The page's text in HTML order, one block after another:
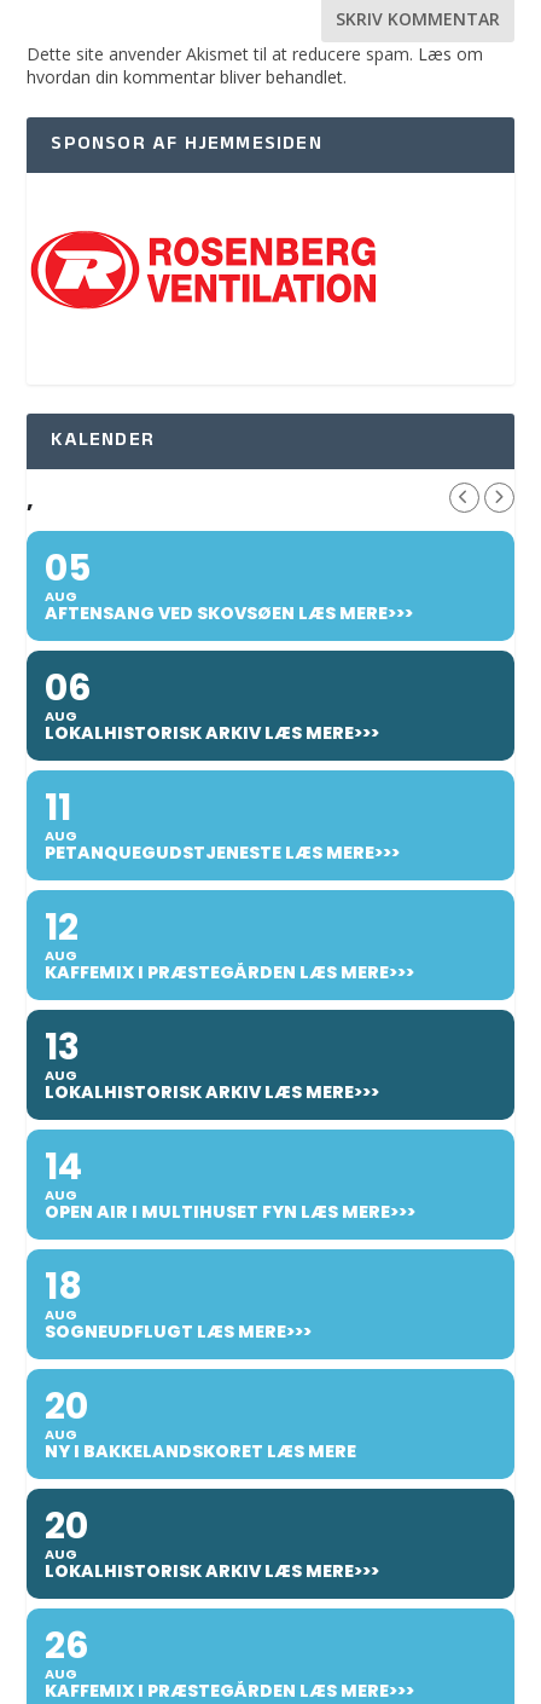
Dette site anvender Akismet til at reducere spam. Læs om
hvordan din kommentar bliver behandlet.
SPONSOR AF HJEMMESIDEN
KALENDER
,
05
AUG
AFTENSANG VED SKOVSØEN LÆS MERE>>>
06
AUG
LOKALHISTORISK ARKIV LÆS MERE>>>
11
AUG
PETANQUEGUDSTJENESTE LÆS MERE>>>
12
AUG
KAFFEMIX I PRÆSTEGÅRDEN LÆS MERE>>>
13
AUG
LOKALHISTORISK ARKIV LÆS MERE>>>
14
AUG
OPEN AIR I MULTIHUSET FYN LÆS MERE>>>
18
AUG
SOGNEUDFLUGT LÆS MERE>>>
20
AUG
NY I BAKKELANDSKORET LÆS MERE
20
AUG
LOKALHISTORISK ARKIV LÆS MERE>>>
26
AUG
KAFFEMIX I PRÆSTEGÅRDEN LÆS MERE>>>